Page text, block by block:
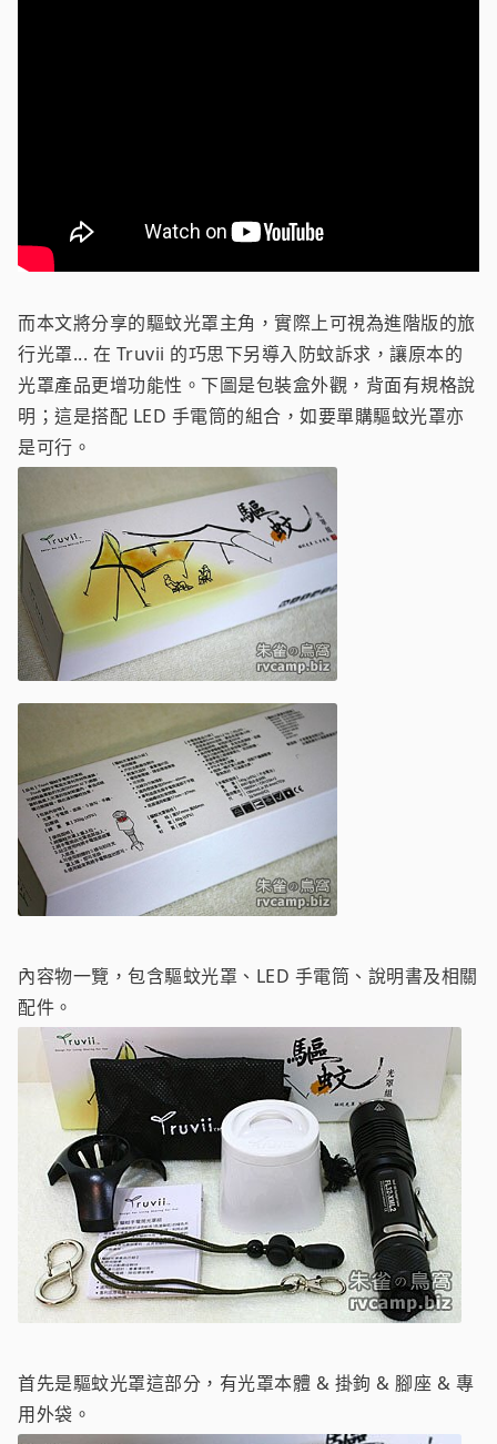
而本文將分享的驅蚊光罩主角，實際上可視為進階版的旅
行光罩... 在 Truvii 的巧思下另導入防蚊訴求，讓原本的
光罩產品更增功能性。下圖是包裝盒外觀，背面有規格說
明；這是搭配 LED 手電筒的組合，如要單購驅蚊光罩亦
是可行。
內容物一覽，包含驅蚊光罩、LED 手電筒、說明書及相關
配件。
首先是驅蚊光罩這部分，有光罩本體 & 掛鉤 & 腳座 & 專
用外袋。